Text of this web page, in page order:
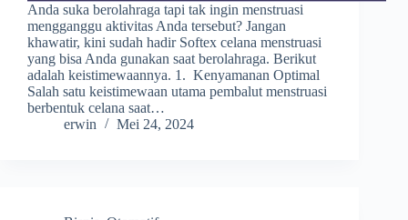
Anda suka berolahraga tapi tak ingin menstruasi
mengganggu aktivitas Anda tersebut? Jangan
khawatir, kini sudah hadir Softex celana menstruasi
yang bisa Anda gunakan saat berolahraga. Berikut
adalah keistimewaannya. 1. Kenyamanan Optimal
Salah satu keistimewaan utama pembalut menstruasi
berbentuk celana saat…
erwin
Mei 24, 2024